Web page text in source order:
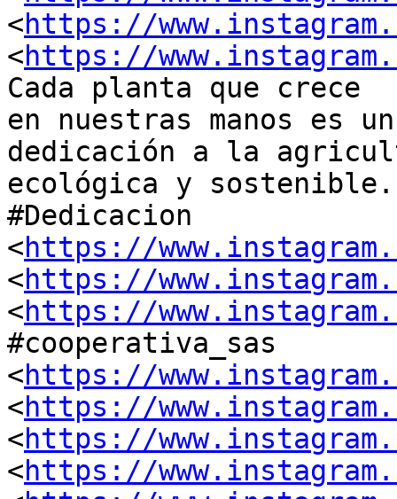
<https://
<https://
Cada planta que crece
en nuestras manos es
dedicación a la
ecológica y
#Dedicacion
<https://
<https://
<https://
#cooperativa_sas
<https://
<https://
<https://
<https://